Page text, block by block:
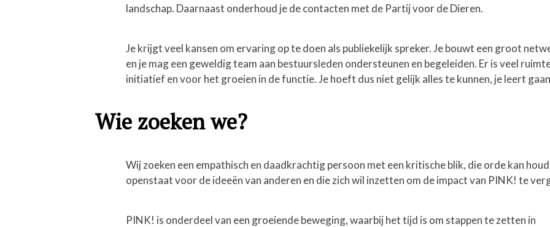
landschap. Daarnaast onderhoud je de contacten met de Partij voor de Dieren.
Je krijgt veel kansen om ervaring op te doen als publiekelijk spreker. Je bouwt een groot
en je mag een geweldig team aan bestuursleden ondersteunen en begeleiden. Er is veel
initiatief en voor het groeien in de functie. Je hoeft dus niet gelijk alles te kunnen, je leert
Wie zoeken we?
Wij zoeken een empathisch en daadkrachtig persoon met een kritische blik, die orde kan
openstaat voor de ideeën van anderen en die zich wil inzetten om de impact van PINK! te
PINK! is onderdeel van een groeiende beweging, waarbij het tijd is om stappen te zetten in